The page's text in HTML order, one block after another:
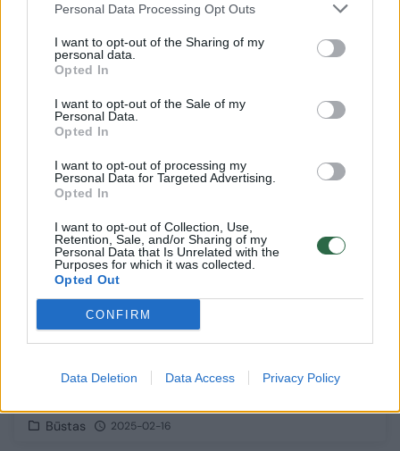
Personal Data Processing Opt Outs
I want to opt-out of the Sharing of my
personal data.
Opted In
I want to opt-out of the Sale of my
Personal Data.
Opted In
I want to opt-out of processing my
Personal Data for Targeted Advertising.
Opted In
I want to opt-out of Collection, Use,
Retention, Sale, and/or Sharing of my
Personal Data that Is Unrelated with the
Purposes for which it was collected.
Opted Out
CONFIRM
Data Deletion Data Access Privacy Policy
Lietuvos diena
rankšluosčius kartu su drabužiais –
Būstas 2025-02-16